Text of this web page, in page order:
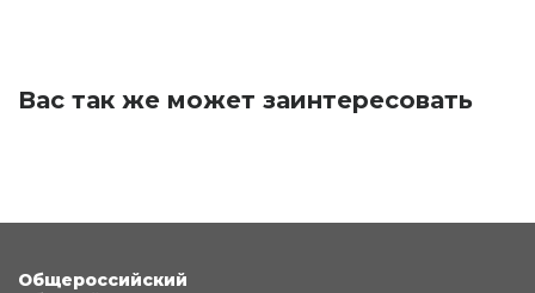
Вас так же может заинтересовать
Общероссийский